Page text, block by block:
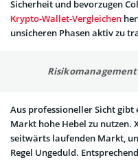
Sicherheit und bevorzugen
Krypto-Wallet-Vergleichen
unsicheren Phasen aktiv zu
Aus professioneller Sicht gibt
Markt hohe Hebel zu nutzen.
seitwärts laufenden Markt,
Regel Ungeduld.